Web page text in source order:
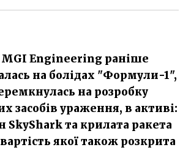
MGI Engineering раніше
на болідах "Формули-1",
на розробку
засобів ураження, в активі:
SkyShark та крилата ракета
якої також розкрита